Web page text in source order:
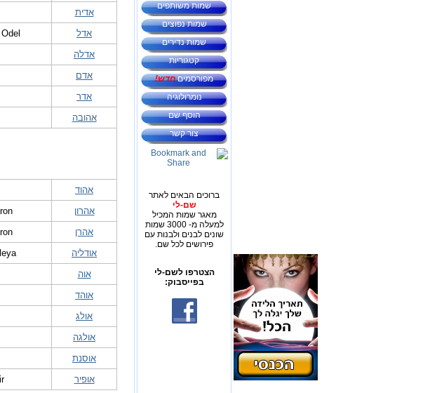
שמות משותפים
שמות נפוצים
שמות נדירים
קטגוריות
מפורסמיםחדש!
נומרולוגיה
הוסף שם
צור קשר
ברוכים הבאים לאתר
שם-לי
מאגר שמות המכיל
למעלה מ- 3000 שמות
שונים לבנים ולבנות עם
פירושים לכל שם.
הצטרפו לשם-לי
בפייסבוק:
אדית
אדל
אדלה
אדם
אדר
אהובה
אהוד
אהרון
אהרן
אודליה
אוה
אוהד
אולג
אולגה
אוסנת
אופיר